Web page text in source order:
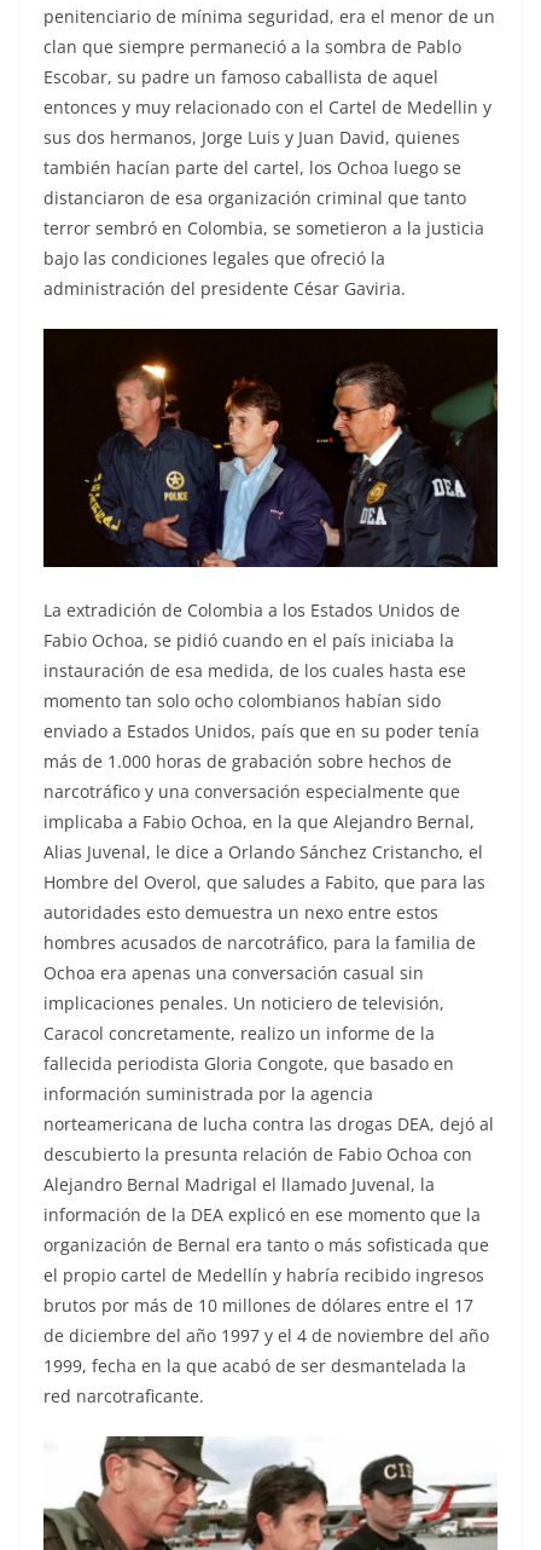
penitenciario de mínima seguridad, era el menor de un
clan que siempre permaneció a la sombra de Pablo
Escobar, su padre un famoso caballista de aquel
entonces y muy relacionado con el Cartel de Medellin y
sus dos hermanos, Jorge Luis y Juan David, quienes
también hacían parte del cartel, los Ochoa luego se
distanciaron de esa organización criminal que tanto
terror sembró en Colombia, se sometieron a la justicia
bajo las condiciones legales que ofreció la
administración del presidente César Gaviria.
La extradición de Colombia a los Estados Unidos de
Fabio Ochoa, se pidió cuando en el país iniciaba la
instauración de esa medida, de los cuales hasta ese
momento tan solo ocho colombianos habían sido
enviado a Estados Unidos, país que en su poder tenía
más de 1.000 horas de grabación sobre hechos de
narcotráfico y una conversación especialmente que
implicaba a Fabio Ochoa, en la que Alejandro Bernal,
Alias Juvenal, le dice a Orlando Sánchez Cristancho, el
Hombre del Overol, que saludes a Fabito, que para las
autoridades esto demuestra un nexo entre estos
hombres acusados de narcotráfico, para la familia de
Ochoa era apenas una conversación casual sin
implicaciones penales. Un noticiero de televisión,
Caracol concretamente, realizo un informe de la
fallecida periodista Gloria Congote, que basado en
información suministrada por la agencia
norteamericana de lucha contra las drogas DEA, dejó al
descubierto la presunta relación de Fabio Ochoa con
Alejandro Bernal Madrigal el llamado Juvenal, la
información de la DEA explicó en ese momento que la
organización de Bernal era tanto o más sofisticada que
el propio cartel de Medellín y habría recibido ingresos
brutos por más de 10 millones de dólares entre el 17
de diciembre del año 1997 y el 4 de noviembre del año
1999, fecha en la que acabó de ser desmantelada la
red narcotraficante.